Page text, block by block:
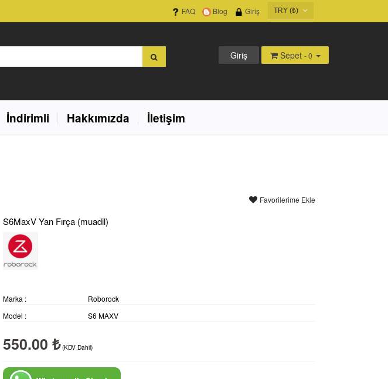
TRY (₺)
EUR (€)
TRY (₺)
FAQ Blog Giriş
Sepet - 0
Giriş
İndirimli Hakkımızda
İletişim
Favorilerime Ekle
S6MaxV Yan Fırça (muadil)
Marka :
Roborock
Model :
S6 MAXV
550.00 ₺ (KDV Dahil)